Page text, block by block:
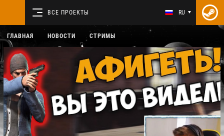
ВСЕ ПРОЕКТЫ RU
ГЛАВНАЯ НОВОСТИ СТРИМЫ